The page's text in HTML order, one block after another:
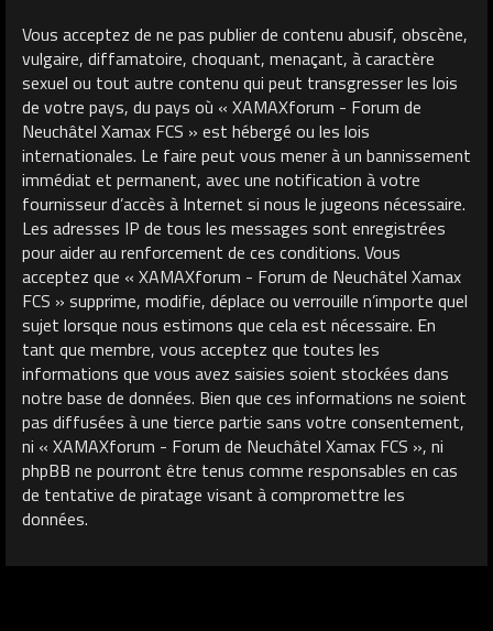
Vous acceptez de ne pas publier de contenu abusif, obscène,
vulgaire, diffamatoire, choquant, menaçant, à caractère
sexuel ou tout autre contenu qui peut transgresser les lois
de votre pays, du pays où « XAMAXforum - Forum de
Neuchâtel Xamax FCS » est hébergé ou les lois
internationales. Le faire peut vous mener à un bannissement
immédiat et permanent, avec une notification à votre
fournisseur d’accès à Internet si nous le jugeons nécessaire.
Les adresses IP de tous les messages sont enregistrées
pour aider au renforcement de ces conditions. Vous
acceptez que « XAMAXforum - Forum de Neuchâtel Xamax
FCS » supprime, modifie, déplace ou verrouille n’importe quel
sujet lorsque nous estimons que cela est nécessaire. En
tant que membre, vous acceptez que toutes les
informations que vous avez saisies soient stockées dans
notre base de données. Bien que ces informations ne soient
pas diffusées à une tierce partie sans votre consentement,
ni « XAMAXforum - Forum de Neuchâtel Xamax FCS », ni
phpBB ne pourront être tenus comme responsables en cas
de tentative de piratage visant à compromettre les
données.